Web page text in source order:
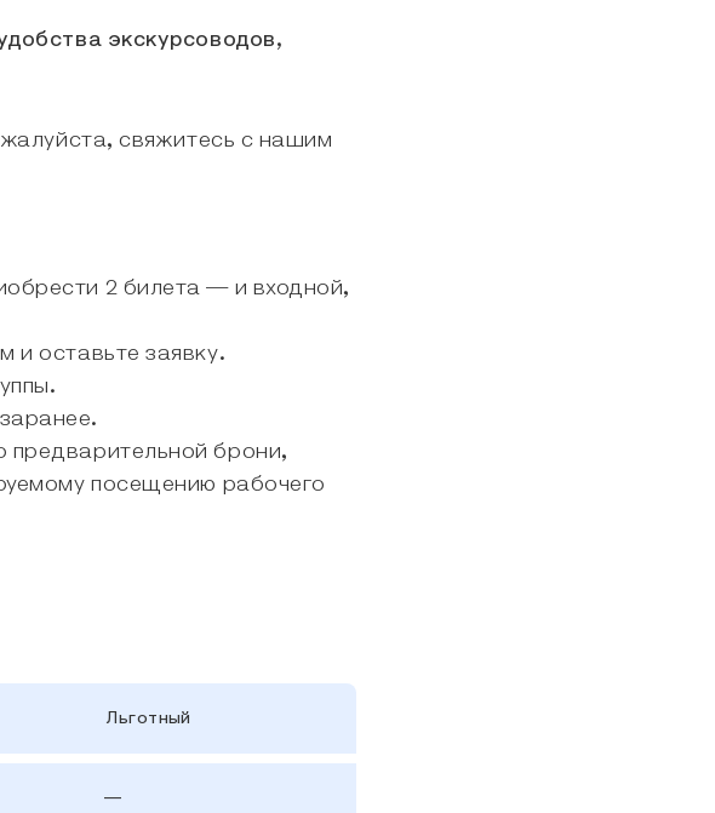
экскурсоводов,
свяжитесь с нашим
2 билета — и входной,
и оставьте заявку.
предварительной брони,
посещению рабочего
Льготный
—